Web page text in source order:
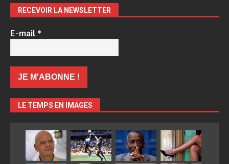
RECEVOIR LA NEWSLETTER
E-mail*
LE TEMPS EN IMAGES